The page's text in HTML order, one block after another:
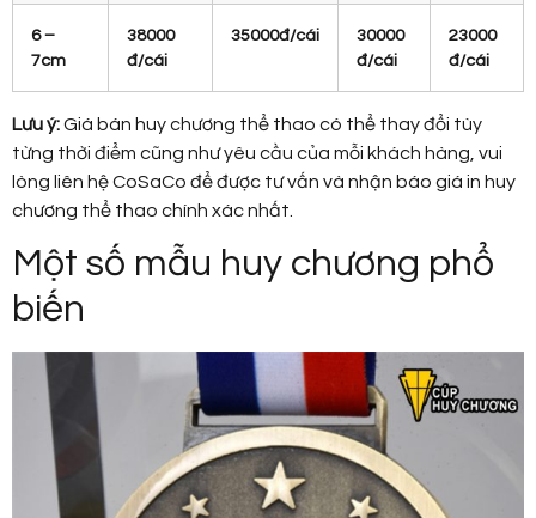
6 –
7cm
38000
đ/cái
35000đ/cái
30000
đ/cái
23000
đ/cái
Lưu ý:Giá bán huy chương thể thao có thể thay đổi tùy
từng thời điểm cũng như yêu cầu của mỗi khách hàng, vui
lòng liên hệ CoSaCo để được tư vấn và nhận báo giá in huy
chương thể thao chính xác nhất.
Một số mẫu huy chương phổ
biến